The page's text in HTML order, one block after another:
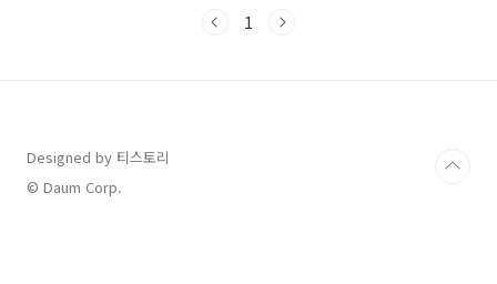
계에서 가장 아름다운 해변 중 하나로 알려져 있습니다. 그 부드러운 하
1
Designed by 티스토리
© Daum Corp.